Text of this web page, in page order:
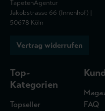
TapetenAgentur
Jakobstrasse 66 (Innenhof) |
50678 Köln
Vertrag widerrufen
Top-
Kategorien
Topseller
FAQ